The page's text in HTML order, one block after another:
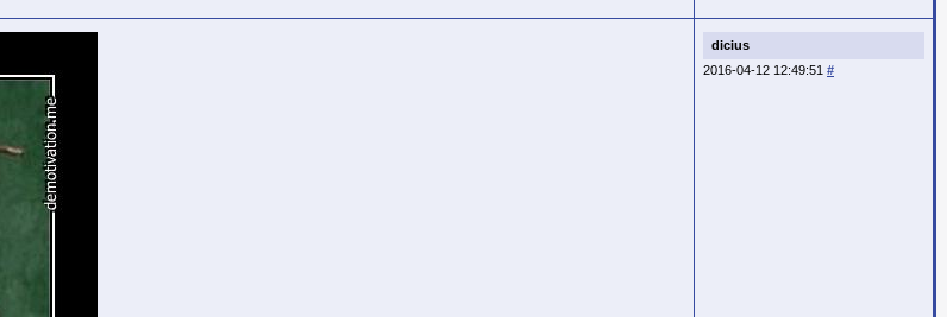
dicius
2016-04-12 12:49:51 #